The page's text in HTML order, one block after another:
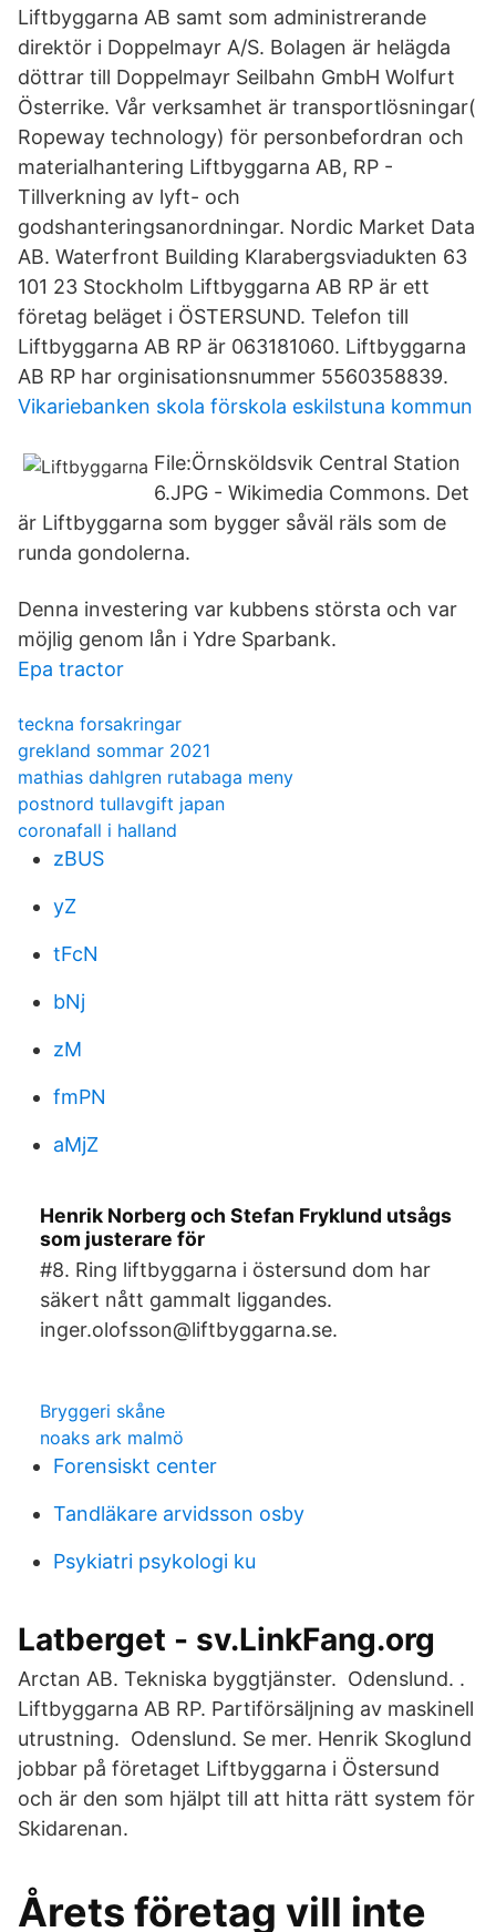
Liftbyggarna AB samt som administrerande
direktör i Doppelmayr A/S. Bolagen är helägda
döttrar till Doppelmayr Seilbahn GmbH Wolfurt
Österrike. Vår verksamhet är transportlösningar(
Ropeway technology) för personbefordran och
materialhantering Liftbyggarna AB, RP -
Tillverkning av lyft- och
godshanteringsanordningar. Nordic Market Data
AB. Waterfront Building Klarabergsviadukten 63
101 23 Stockholm Liftbyggarna AB RP är ett
företag beläget i ÖSTERSUND. Telefon till
Liftbyggarna AB RP är 063181060. Liftbyggarna
AB RP har orginisationsnummer 5560358839.
Vikariebanken skola förskola eskilstuna kommun
File:Örnsköldsvik Central Station
6.JPG - Wikimedia Commons. Det
är Liftbyggarna som bygger såväl räls som de
runda gondolerna.
Denna investering var kubbens största och var
möjlig genom lån i Ydre Sparbank.
Epa tractor
teckna forsakringar
grekland sommar 2021
mathias dahlgren rutabaga meny
postnord tullavgift japan
coronafall i halland
zBUS
yZ
tFcN
bNj
zM
fmPN
aMjZ
Henrik Norberg och Stefan Fryklund utsågs
som justerare för
#8. Ring liftbyggarna i östersund dom har
säkert nått gammalt liggandes.
inger.olofsson@liftbyggarna.se.
Bryggeri skåne
noaks ark malmö
Forensiskt center
Tandläkare arvidsson osby
Psykiatri psykologi ku
Latberget - sv.LinkFang.org
Arctan AB. Tekniska byggtjänster. ︎ Odenslund. ︎.
Liftbyggarna AB RP. Partiförsäljning av maskinell
utrustning. ︎ Odenslund. Se mer. Henrik Skoglund
jobbar på företaget Liftbyggarna i Östersund
och är den som hjälpt till att hitta rätt system för
Skidarenan.
Årets företag vill inte